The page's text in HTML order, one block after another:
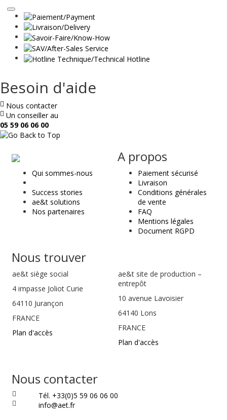
la
suite
Besoin d'aide
Nous contacter
Un conseiller au
05 59 06 06 00
ae
&
t
Qui sommes-nous
Success stories
ae&t solutions
Nos partenaires
A propos
Paiement sécurisé
Livraison
Conditions générales
de vente
FAQ
Mentions légales
Document RGPD
Nous trouver
ae&t siège social
4 impasse Joliot Curie
64110 Jurançon
FRANCE
Plan d'accès
ae&t site de production –
entrepôt
10 avenue Lavoisier
64140 Lons
FRANCE
Plan d'accès
Nous contacter
Tél. +33(0)5 59 06 06 00
info@aet.fr